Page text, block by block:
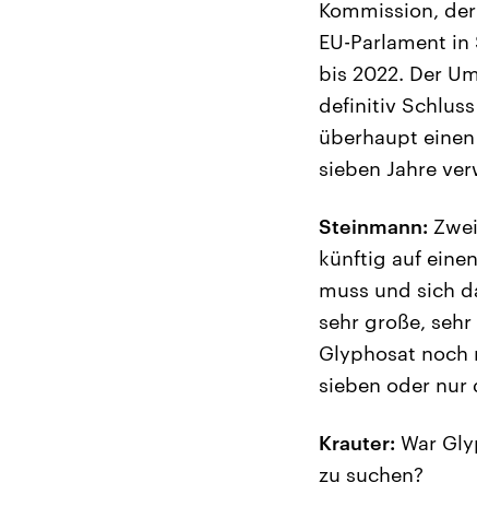
Kommission,
EU-Parlament
bis 2022. Der
definitiv
überhaupt
sieben Jahre
Steinmann:
künftig auf
muss und sich
sehr große,
Glyphosat noch
sieben oder nur
Krauter: War
zu suchen?